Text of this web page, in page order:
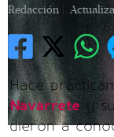
Redacción |
Hace
Navarrete y
dieron a